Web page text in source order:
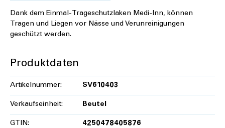
Dank dem Einmal-Trageschutzlaken Medi-Inn, können
Tragen und Liegen vor Nässe und Verunreinigungen
geschützt werden.
Produktdaten
Artikelnummer: SV610403
Verkaufseinheit: Beutel
GTIN: 4250478405876